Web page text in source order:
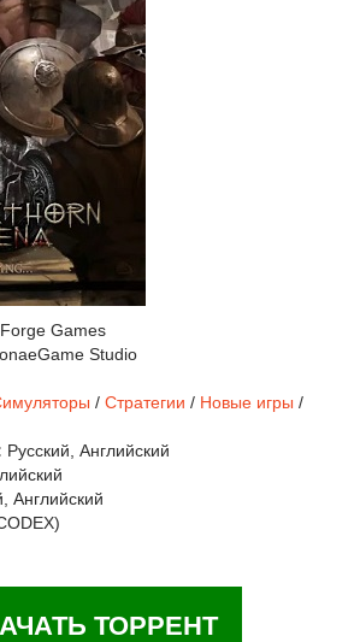
Games
Studio
/ Стратегии / Новые игры /
Русский, Английский
Английский
ТОРРЕНТ